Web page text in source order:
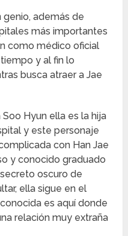
genio, además de
más importantes
como médico oficial
y al fin lo
busca atraer a Jae
Hyun ella es la hija
y este personaje
con Han Jae
y conocido graduado
oscuro de
ella sigue en el
es aquí donde
relación muy extraña